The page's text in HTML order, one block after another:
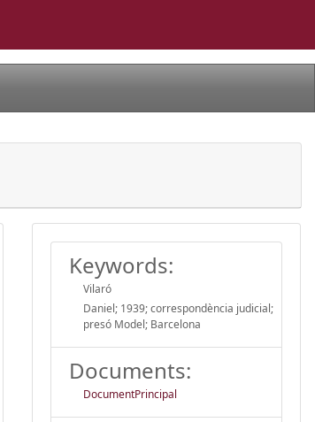
Keywords:
Vilaró
Daniel; 1939; correspondència judicial;
presó Model; Barcelona
Documents:
DocumentPrincipal